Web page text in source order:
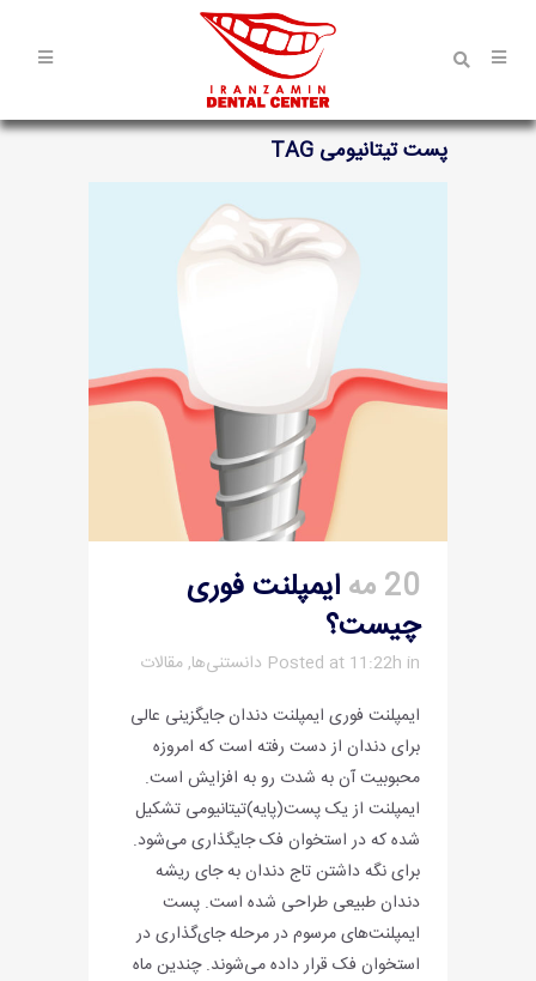
پست تیتانیومی TAG
20 مه
ایمپلنت فوری‌
چیست؟
Posted at 11:22h in دانستنی‌ها,مقالات
ایمپلنت فوری ایمپلنت دندان جایگزینی عالی
برای دندان از دست رفته است که امروزه
محبوبیت آن به شدت رو به افزایش است.
ایمپلنت از یک پست(پایه)تیتانیومی تشکیل
شده که در استخوان فک جایگذاری می‌شود.
برای نگه داشتن تاج دندان به جای ریشه
دندان طبیعی طراحی شده است. پست
ایمپلنت‌های مرسوم در مرحله جای‌گذاری در
استخوان فک قرار داده می‌شوند. چندین ماه